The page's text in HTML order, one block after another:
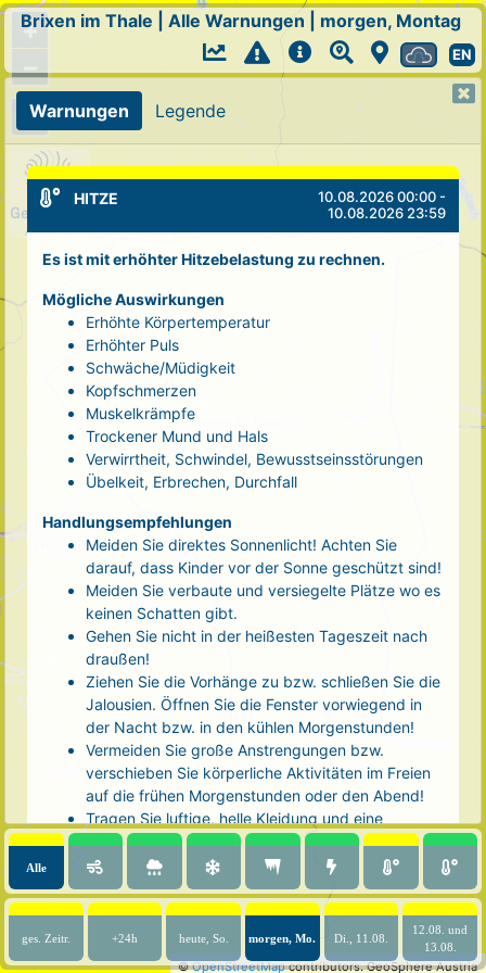
+
−
©OpenStreetMapcontributors. GeoSphere Austria
Brixen im Thale Alle Warnungen morgen, Montag
EN
Warnungen Legende
HITZE
10.08.2026 00:00 -
10.08.2026 23:59
Es ist mit erhöhter Hitzebelastung zu rechnen.
Mögliche Auswirkungen
Erhöhte Körpertemperatur
Erhöhter Puls
Schwäche/Müdigkeit
Kopfschmerzen
Muskelkrämpfe
Trockener Mund und Hals
Verwirrtheit, Schwindel, Bewusstseinsstörungen
Übelkeit, Erbrechen, Durchfall
Handlungsempfehlungen
Meiden Sie direktes Sonnenlicht! Achten Sie
darauf, dass Kinder vor der Sonne geschützt sind!
Meiden Sie verbaute und versiegelte Plätze wo es
keinen Schatten gibt.
Gehen Sie nicht in der heißesten Tageszeit nach
draußen!
Ziehen Sie die Vorhänge zu bzw. schließen Sie die
Jalousien. Öffnen Sie die Fenster vorwiegend in
der Nacht bzw. in den kühlen Morgenstunden!
Vermeiden Sie große Anstrengungen bzw.
verschieben Sie körperliche Aktivitäten im Freien
auf die frühen Morgenstunden oder den Abend!
Tragen Sie luftige, helle Kleidung und eine
Kopfbedeckung!
Nehmen Sie eine kühle Dusche! Auch kalte Arm-
und Fußbäder wirken entlastend.
Trinken Sie ausreichend und regelmäßig
(mindestens 2 - 3 Liter pro Tag)! Optimal sind
Wasser, ungesüßter Tee oder mit Wasser
Alle
ges. Zeitr. +24h heute, So. morgen, Mo. Di., 11.08.
12.08. und
13.08.